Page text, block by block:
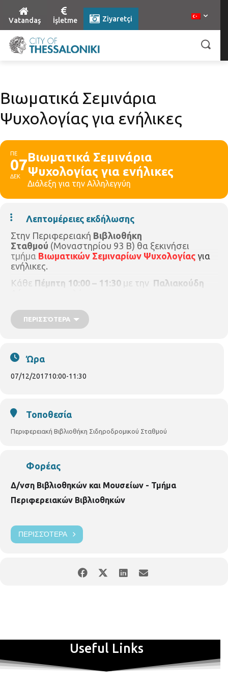
Vatandaş İşletme Ziyaretçi
Βιωματικά Σεμινάρια
Ψυχολογίας για ενήλικες
ΠΕ
07
ΔΕΚ
Βιωματικά Σεμινάρια
Ψυχολογίας για ενήλικες
Διάλεξη για την Αλληλεγγύη
Λεπτομέρειες εκδήλωσης
Στην Περιφερειακή Βιβλιοθήκη
Σταθμού (Μοναστηρίου 93 Β) θα ξεκινήσει
τμήμα Βιωματικών Σεμιναρίων Ψυχολογίας για
ενήλικες.
Κάθε Πέμπτη 10:00 – 11:30 με την Παλιακούδη
Έναρξη στις 07/12/2017
Θέμα:Γνωριμία με την ομάδα και διάλεξη για την
Η συμμετοχή είναι δωρεάν αλλά απαιτείται προεγγραφή μόνο με τη
φυσική παρουσία του ενδιαφερομένου στη βιβλιοθήκη. Θα τηρηθεί
σειρά προτεραιότητας.
ΠΕΡΙΣΣΌΤΕΡΑ
Ώρα
07/12/201710:00-11:30
Τοποθεσία
Περιφερειακή Βιβλιοθήκη Σιδηροδρομικού Σταθμού
Φορέας
Δ/νση Βιβλιοθηκών και Μουσείων - Τμήμα
Περιφερειακών Βιβλιοθηκών
ΠΕΡΙΣΣΌΤΕΡΑ
Useful Links